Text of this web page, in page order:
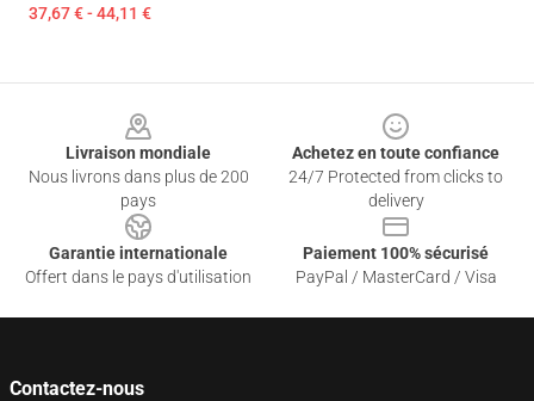
37,67 € - 44,11 €
Livraison mondiale
Nous livrons dans plus de 200
pays
Achetez en toute confiance
24/7 Protected from clicks to
delivery
Garantie internationale
Offert dans le pays d'utilisation
Paiement 100% sécurisé
PayPal / MasterCard / Visa
Contactez-nous